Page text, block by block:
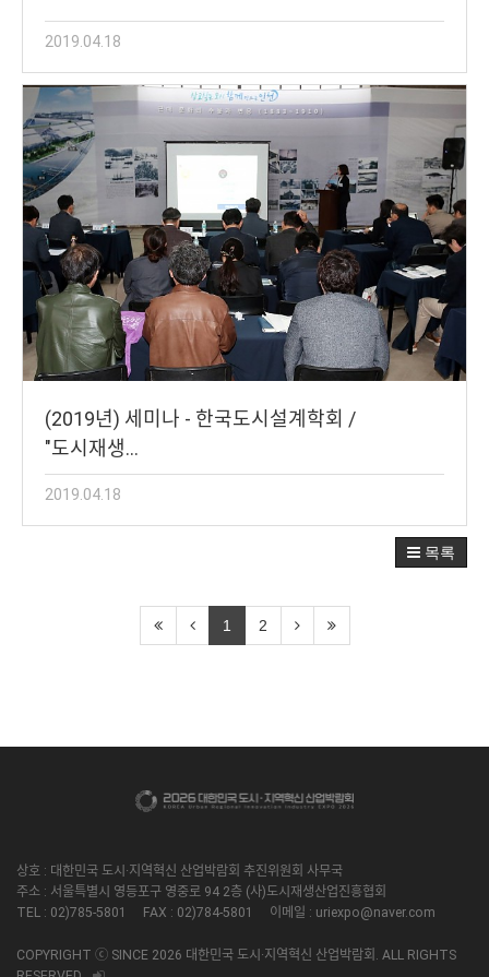
2019.04.18
(2019년) 세미나 - 한국도시설계학회 /
"도시재생…
2019.04.18
목록
1 2
상호 : 대한민국 도시·지역혁신 산업박람회 추진위원회 사무국
주소 : 서울특별시 영등포구 영중로 94 2층 (사)도시재생산업진흥협회
TEL : 02)785-5801 FAX : 02)784-5801 이메일 : uriexpo@naver.com
COPYRIGHT ⓒ SINCE 2026 대한민국 도시·지역혁신 산업박람회. ALL RIGHTS